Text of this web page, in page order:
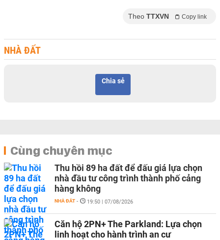
Theo TTXVN Copy link
NHÀ ĐẤT
Chia sẻ
Cùng chuyên mục
Thu hồi 89 ha đất để đấu giá lựa chọn
nhà đầu tư công trình thành phố cảng
hàng không
NHÀ ĐẤT - 19:50 | 07/08/2026
Căn hộ 2PN+ The Parkland: Lựa chọn
linh hoạt cho hành trình an cư